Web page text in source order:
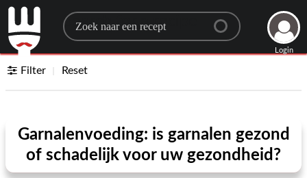
Search for a recipe
Login
Filter Reset
Garnalenvoeding: is garnalen gezond
of schadelijk voor uw gezondheid?